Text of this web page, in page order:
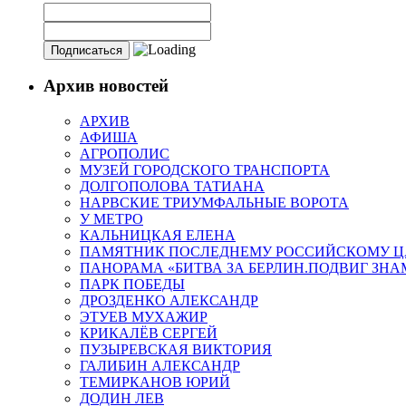
Архив новостей
АРХИВ
АФИША
АГРОПОЛИС
МУЗЕЙ ГОРОДСКОГО ТРАНСПОРТА
ДОЛГОПОЛОВА ТАТИАНА
НАРВСКИЕ ТРИУМФАЛЬНЫЕ ВОРОТА
У МЕТРО
КАЛЬНИЦКАЯ ЕЛЕНА
ПАМЯТНИК ПОСЛЕДНЕМУ РОССИЙСКОМУ
ПАНОРАМА «БИТВА ЗА БЕРЛИН.ПОДВИГ
ПАРК ПОБЕДЫ
ДРОЗДЕНКО АЛЕКСАНДР
ЭТУЕВ МУХАЖИР
КРИКАЛЁВ СЕРГЕЙ
ПУЗЫРЕВСКАЯ ВИКТОРИЯ
ГАЛИБИН АЛЕКСАНДР
ТЕМИРКАНОВ ЮРИЙ
ДОДИН ЛЕВ